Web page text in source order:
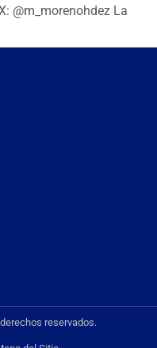
@m_morenohdez La
reservados.